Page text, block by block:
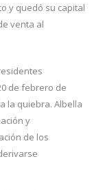
y quedó su capital
venta al
de febrero de
la quiebra. Albella
y
de los